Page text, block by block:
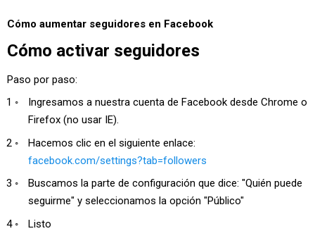
Cómo aumentar seguidores en Facebook
Cómo activar seguidores
Paso por paso:
Ingresamos a nuestra cuenta de Facebook desde Chrome o
Firefox (no usar IE).
Hacemos clic en el siguiente enlace:
facebook.com/settings?tab=followers
Buscamos la parte de configuración que dice: "Quién puede
seguirme" y seleccionamos la opción "Público"
Listo